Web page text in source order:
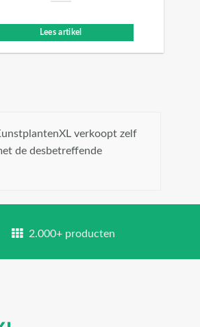
Lees artikel
verkoopt zelf
de desbetreffende
2.000+ producten